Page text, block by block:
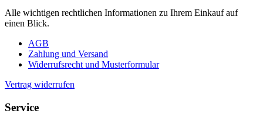
Alle wichtigen rechtlichen Informationen zu Ihrem Einkauf auf
einen Blick.
AGB
Zahlung und Versand
Widerrufsrecht und Musterformular
Vertrag widerrufen
Service